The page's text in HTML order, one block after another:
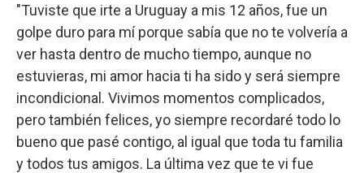
"Tuviste que irte a Uruguay a mis 12 años, fue un
golpe duro para mí porque sabía que no te volvería a
ver hasta dentro de mucho tiempo, aunque no
estuvieras, mi amor hacia ti ha sido y será siempre
incondicional. Vivimos momentos complicados,
pero también felices, yo siempre recordaré todo lo
bueno que pasé contigo, al igual que toda tu familia
y todos tus amigos. La última vez que te vi fue